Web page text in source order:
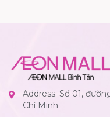
Address: Số 01,
Chí Minh